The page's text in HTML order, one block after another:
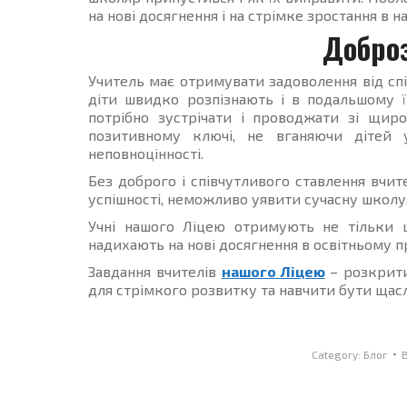
на нові досягнення і на стрімке зростання в
Учитель має отримувати задоволення від
діти швидко розпізнають і в подальшому
потрібно зустрічати і проводжати зі
позитивному ключі, не вганяючи
неповноцінності.
Без доброго і співчутливого ставлення
успішності, неможливо уявити сучасну
Учні нашого Ліцею отримують не тільки
надихають на нові досягнення в освітньому
Завдання вчителів нашого Ліцею–
для стрімкого розвитку та навчити бути
Category: Блог